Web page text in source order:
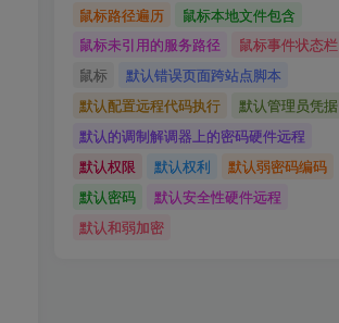
鼠标路径遍历
鼠标本地文件包含
鼠标未引用的服务路径
鼠标事件状态栏
鼠标
默认错误页面跨站点脚本
默认配置远程代码执行
默认管理员凭据
默认的调制解调器上的密码硬件远程
默认权限
默认权利
默认弱密码编码
默认密码
默认安全性硬件远程
默认和弱加密